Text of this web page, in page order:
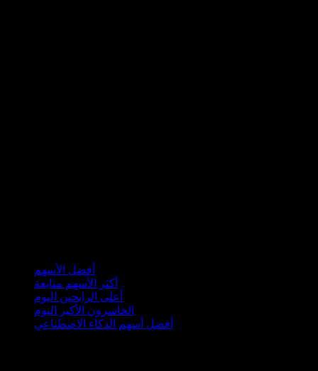
أفضل الأسهم
أكثر الأسهم متابعة
أعلى الرابحين اليوم
الخاسرون الأكبر اليوم
أفضل أسهم الذكاء الاصطناعي